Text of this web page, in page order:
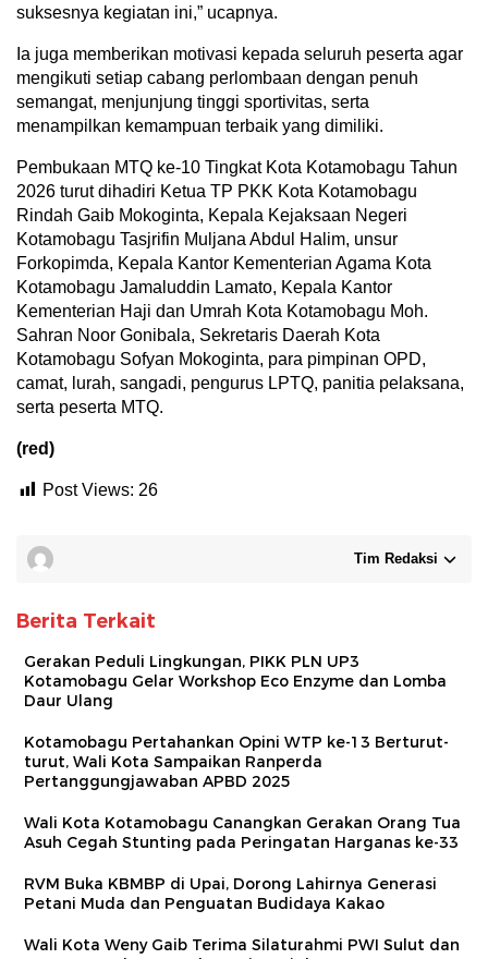
suksesnya kegiatan ini,” ucapnya.
Ia juga memberikan motivasi kepada seluruh peserta agar
mengikuti setiap cabang perlombaan dengan penuh
semangat, menjunjung tinggi sportivitas, serta
menampilkan kemampuan terbaik yang dimiliki.
Pembukaan MTQ ke-10 Tingkat Kota Kotamobagu Tahun
2026 turut dihadiri Ketua TP PKK Kota Kotamobagu
Rindah Gaib Mokoginta, Kepala Kejaksaan Negeri
Kotamobagu Tasjrifin Muljana Abdul Halim, unsur
Forkopimda, Kepala Kantor Kementerian Agama Kota
Kotamobagu Jamaluddin Lamato, Kepala Kantor
Kementerian Haji dan Umrah Kota Kotamobagu Moh.
Sahran Noor Gonibala, Sekretaris Daerah Kota
Kotamobagu Sofyan Mokoginta, para pimpinan OPD,
camat, lurah, sangadi, pengurus LPTQ, panitia pelaksana,
serta peserta MTQ.
(red)
Post Views: 26
Tim Redaksi
Berita Terkait
Gerakan Peduli Lingkungan, PIKK PLN UP3
Kotamobagu Gelar Workshop Eco Enzyme dan Lomba
Daur Ulang
Kotamobagu Pertahankan Opini WTP ke-13 Berturut-
turut, Wali Kota Sampaikan Ranperda
Pertanggungjawaban APBD 2025
Wali Kota Kotamobagu Canangkan Gerakan Orang Tua
Asuh Cegah Stunting pada Peringatan Harganas ke-33
RVM Buka KBMBP di Upai, Dorong Lahirnya Generasi
Petani Muda dan Penguatan Budidaya Kakao
Wali Kota Weny Gaib Terima Silaturahmi PWI Sulut dan